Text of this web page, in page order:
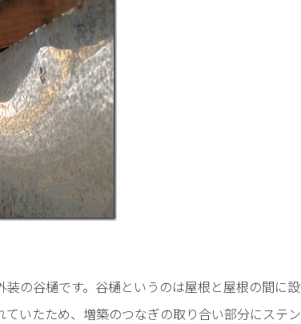
の谷樋です。谷樋というのは屋根と屋根の間に設
いたため、増築のつなぎの取り合い部分にステン